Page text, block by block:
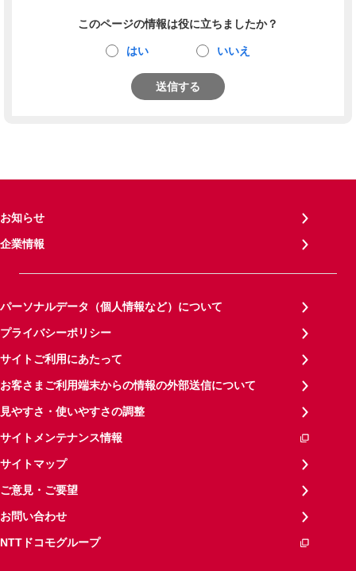
このページの情報は役に立ちましたか？
はい いいえ
送信する
お知らせ
企業情報
パーソナルデータ（個人情報など）について
プライバシーポリシー
サイトご利用にあたって
お客さまご利用端末からの情報の外部送信について
見やすさ・使いやすさの調整
サイトメンテナンス情報
サイトマップ
ご意見・ご要望
お問い合わせ
NTTドコモグループ